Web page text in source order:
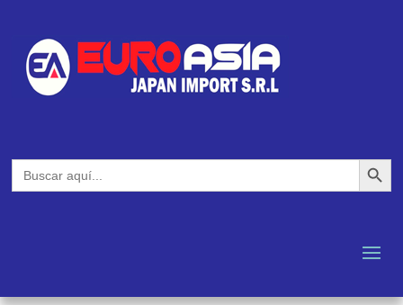
Buscar: Botón de